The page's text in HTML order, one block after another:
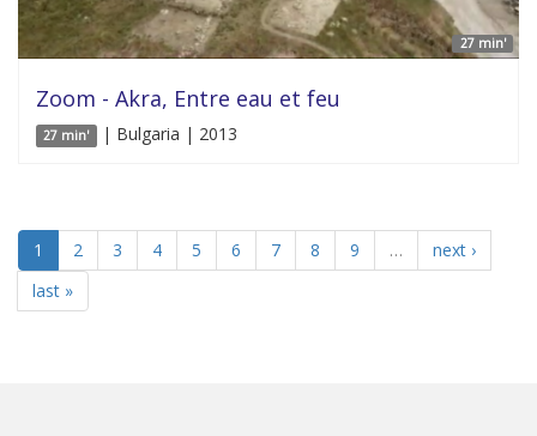
27 min'
Zoom - Akra, Entre eau et feu
27 min' | Bulgaria | 2013
1 2 3 4 5 6 7 8 9 …
next ›
last »